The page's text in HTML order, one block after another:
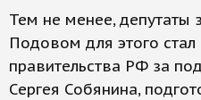
Тем не менее, депутаты
Подовом для этого
правительства РФ за
Сергея Собянина,